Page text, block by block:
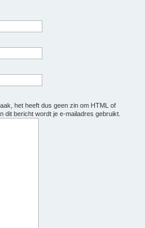
het heeft dus geen zin om HTML of
dit bericht wordt je e-mailadres gebruikt.